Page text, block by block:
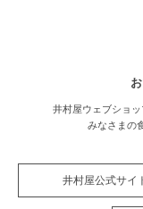
井村屋ウェブショ
みなさまの
井村屋公式サイ